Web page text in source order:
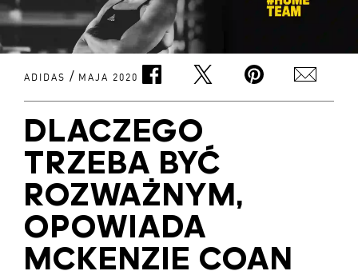
ADIDAS / MAJA 2020
DLACZEGO
TRZEBA BYĆ
ROZWAŻNYM,
OPOWIADA
MCKENZIE COAN